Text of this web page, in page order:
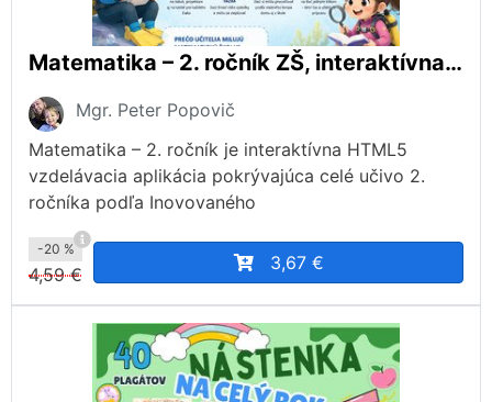
Matematika – 2. ročník ZŠ, interaktívna aplikácia podľa ŠVP
Mgr. Peter Popovič
Matematika – 2. ročník je interaktívna HTML5
vzdelávacia aplikácia pokrývajúca celé učivo 2.
ročníka podľa Inovovaného
-20 %
4,59 €
3,67 €